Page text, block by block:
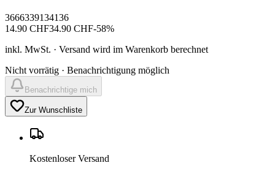
3666339134136
14.90 CHF34.90 CHF-58%
inkl. MwSt. · Versand wird im Warenkorb berechnet
Nicht vorrätig · Benachrichtigung möglich
Benachrichtige mich
Zur Wunschliste
Kostenloser Versand